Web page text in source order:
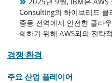
Consulting의 하이브리드 클
중동 전역에서 안전한 클라
화하기 위해 AWS와의 전략
경쟁 환경
주요 산업 플레이어